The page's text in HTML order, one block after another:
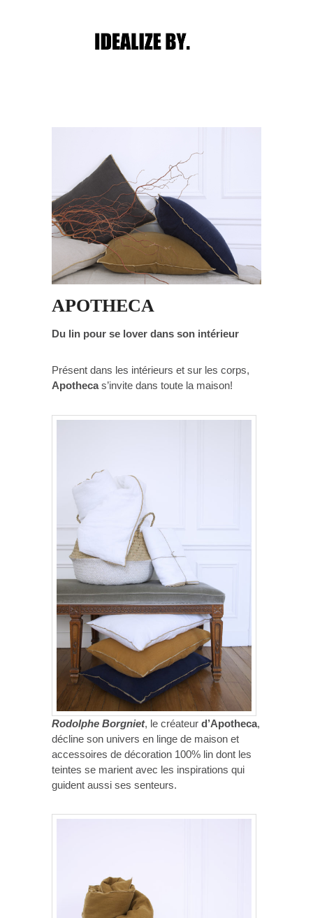
APOTHECA
Du lin pour se lover dans son intérieur
Présent dans les intérieurs et sur les corps,
Apothecas’invite dans toute la maison!
Rodolphe Borgniet, le créateur d’Apotheca,
décline son univers en linge de maison et
accessoires de décoration 100% lin dont les
teintes se marient avec les inspirations qui
guident aussi ses senteurs.